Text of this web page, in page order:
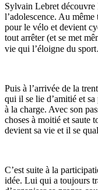
Sylvain Lebret découvre
l’adolescence. Au
pour le vélo et devient
tout arrêter (et se met
vie qui l’éloigne du
Puis à l’arrivée de la
qui il se lie d’amitié et
à la charge. Avec son
choses à moitié et saute
devient sa vie et il se
C’est suite à la
idée. Lui qui a toujours